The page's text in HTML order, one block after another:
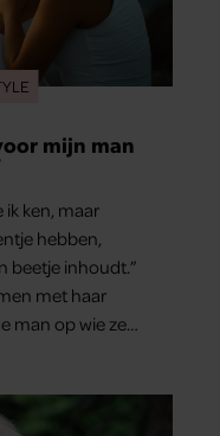
mijn man
ik ken, maar
hebben,
beetje inhoudt.”
met haar
man op wie ze